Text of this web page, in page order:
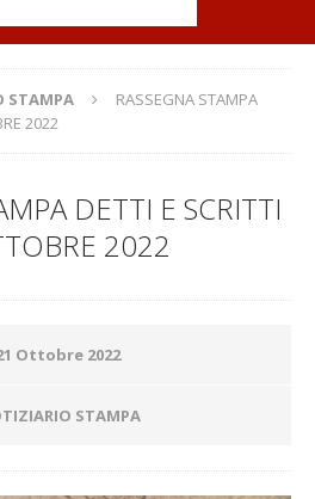
STAMPA
RASSEGNA STAMPA
2022
DETTI E SCRITTI
2022
Ottobre 2022
STAMPA